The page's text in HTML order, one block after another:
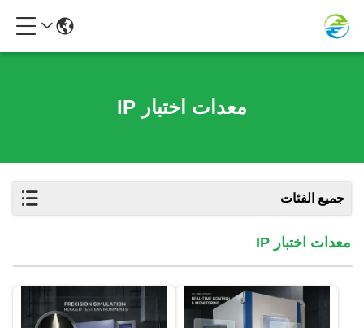
معدات اختبار IP
جميع الفئات
معدات اختبار IP